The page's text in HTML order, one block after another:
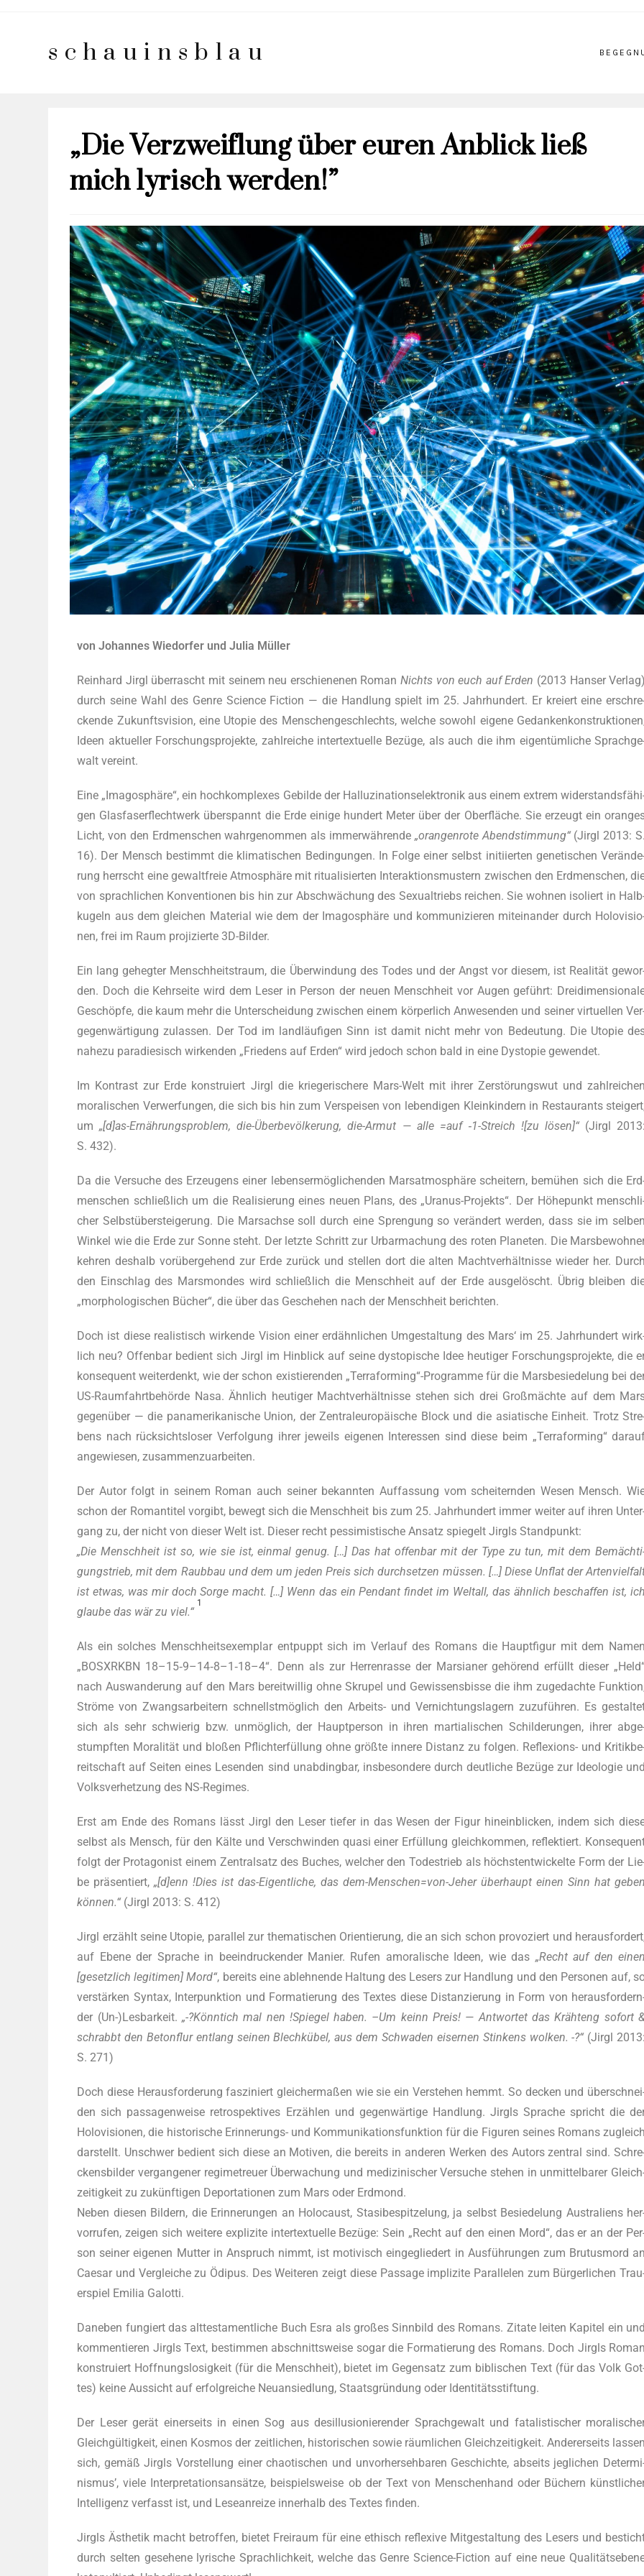
schauinsblau
„Die Verzweiflung über euren Anblick ließ
mich lyrisch werden!”
von Johan­nes Wie­dor­fer und Julia Müller
Rein­hard Jirgl über­rascht mit sei­nem neu erschie­ne­nen Roman Nichts von euch auf Erden (2013 Han­ser Ver­lag)
durch sei­ne Wahl des Gen­re Sci­ence Fic­tion — die Hand­lung spielt im 25. Jahr­hun­dert. Er kre­iert eine
cken­de Zukunfts­vi­si­on, eine Uto­pie des Men­schen­ge­schlechts, wel­che sowohl eige­ne
Ideen aktu­el­ler For­schungs­pro­jek­te, zahl­rei­che inter­tex­tu­el­le Bezü­ge, als auch die ihm eigen­tüm­li­che
walt vereint.
Eine „Ima­go­sphä­re“, ein hoch­kom­ple­xes Gebil­de der Hal­lu­zi­na­ti­ons­elek­tro­nik aus einem extrem
gen Glas­fa­ser­flecht­werk über­spannt die Erde eini­ge hun­dert Meter über der Ober­flä­che. Sie erzeugt ein
Licht, von den Erd­men­schen wahr­ge­nom­men als immer­wäh­ren­de „oran­gen­ro­te Abend­stim­mung“(Jirgl 2013: S.
16). Der Mensch bestimmt die kli­ma­ti­schen Bedin­gun­gen. In Fol­ge einer selbst initi­ier­ten gene­ti­schen
rung herrscht eine gewalt­freie Atmo­sphä­re mit ritua­li­sier­ten Inter­ak­ti­ons­mus­tern zwi­schen den Erd­men­schen,
von sprach­li­chen Kon­ven­tio­nen bis hin zur Abschwä­chung des Sexu­al­triebs rei­chen. Sie woh­nen iso­liert in
ku­geln aus dem glei­chen Mate­ri­al wie dem der Ima­go­sphä­re und kom­mu­ni­zie­ren mit­ein­an­der durch
nen, frei im Raum pro­ji­zier­te 3D-Bilder.
Ein lang geheg­ter Mensch­heits­traum, die Über­win­dung des Todes und der Angst vor die­sem, ist Rea­li­tät
den. Doch die Kehr­sei­te wird dem Leser in Per­son der neu­en Mensch­heit vor Augen geführt:
Geschöp­fe, die kaum mehr die Unter­schei­dung zwi­schen einem kör­per­lich Anwe­sen­den und sei­ner vir­tu­el­len
ge­gen­wär­ti­gung zulas­sen. Der Tod im land­läu­fi­gen Sinn ist damit nicht mehr von Bedeu­tung. Die Uto­pie
nahe­zu para­die­sisch wir­ken­den „Frie­dens auf Erden“ wird jedoch schon bald in eine Dys­to­pie gewendet.
Im Kon­trast zur Erde kon­stru­iert Jirgl die krie­ge­ri­sche­re Mars-Welt mit ihrer Zer­stö­rungs­wut und zahl­rei­chen
mora­li­schen Ver­wer­fun­gen, die sich bis hin zum Ver­spei­sen von leben­di­gen Klein­kin­dern in Restau­rants
um„[d]as-Ernährungsproblem, die-Über­be­völ­ke­rung, die-Armut — alle =auf ‑1-Streich ![zu lösen]“(Jirgl 2013:
S. 432).
Da die Ver­su­che des Erzeu­gens einer lebens­er­mög­li­chen­den Mars­at­mo­sphä­re schei­tern, bemü­hen sich die
men­schen schließ­lich um die Rea­li­sie­rung eines neu­en Plans, des „Ura­nus-Pro­jekts“. Der Höhe­punkt
cher Selbst­über­stei­ge­rung. Die Mar­sach­se soll durch eine Spren­gung so ver­än­dert wer­den, dass sie im sel­ben
Win­kel wie die Erde zur Son­ne steht. Der letz­te Schritt zur Urbar­ma­chung des roten Pla­ne­ten. Die
keh­ren des­halb vor­über­ge­hend zur Erde zurück und stel­len dort die alten Macht­ver­hält­nis­se wie­der her. Durch
den Ein­schlag des Mars­mon­des wird schließ­lich die Mensch­heit auf der Erde aus­ge­löscht. Übrig blei­ben
„mor­pho­lo­gi­schen Bücher“, die über das Gesche­hen nach der Mensch­heit berichten.
Doch ist die­se rea­lis­tisch wir­ken­de Visi­on einer erd­ähn­li­chen Umge­stal­tung des Mars‘ im 25. Jahr­hun­dert
lich neu? Offen­bar bedient sich Jirgl im Hin­blick auf sei­ne dys­to­pi­sche Idee heu­ti­ger For­schungs­pro­jek­te, die
kon­se­quent wei­ter­denkt, wie der schon exis­tie­ren­den „Terraforming“-Programme für die Mars­be­sie­de­lung bei
US-Raum­fahrt­be­hör­de Nasa. Ähn­lich heu­ti­ger Macht­ver­hält­nis­se ste­hen sich drei Groß­mäch­te auf dem
gegen­über — die pan­ame­ri­ka­ni­sche Uni­on, der Zen­tral­eu­ro­päi­sche Block und die asia­ti­sche Ein­heit. Trotz
bens nach rück­sichts­lo­ser Ver­fol­gung ihrer jeweils eige­nen Inter­es­sen sind die­se beim „Ter­ra­forming“
ange­wie­sen, zusammenzuarbeiten.
Der Autor folgt in sei­nem Roman auch sei­ner bekann­ten Auf­fas­sung vom schei­tern­den Wesen Mensch.
schon der Roman­ti­tel vor­gibt, bewegt sich die Mensch­heit bis zum 25. Jahr­hun­dert immer wei­ter auf ihren
gang zu, der nicht von die­ser Welt ist. Die­ser recht pes­si­mis­ti­sche Ansatz spie­gelt Jirgls Stand­punkt:
„Die Mensch­heit ist so, wie sie ist, ein­mal genug. […] Das hat offen­bar mit der Type zu tun, mit dem
gungs­trieb, mit dem Raub­bau und dem um jeden Preis sich durch­set­zen müs­sen. […] Die­se Unflat der
ist etwas, was mir doch Sor­ge macht. […] Wenn das ein Pen­dant fin­det im Welt­all, das ähn­lich beschaf­fen ist, ich
glau­be das wär zu viel.“
1
Als ein sol­ches Mensch­heits­exem­plar ent­puppt sich im Ver­lauf des Romans die Haupt­fi­gur mit dem Namen
„BOSXRKBN 18–15‑9–14‑8–1‑18–4“. Denn als zur Her­ren­ras­se der Mar­sia­ner gehö­rend erfüllt die­ser
nach Aus­wan­de­rung auf den Mars bereit­wil­lig ohne Skru­pel und Gewis­sens­bis­se die ihm zuge­dach­te
Strö­me von Zwangs­ar­bei­tern schnellst­mög­lich den Arbeits- und Ver­nich­tungs­la­gern zuzu­füh­ren. Es
sich als sehr schwie­rig bzw. unmög­lich, der Haupt­per­son in ihren mar­tia­li­schen Schil­de­run­gen, ihrer
stumpf­ten Mora­li­tät und blo­ßen Pflicht­er­fül­lung ohne größ­te inne­re Distanz zu fol­gen. Refle­xi­ons- und
reit­schaft auf Sei­ten eines Lesen­den sind unab­ding­bar, ins­be­son­de­re durch deut­li­che Bezü­ge zur Ideo­lo­gie und
Volks­ver­het­zung des NS-Regimes.
Erst am Ende des Romans lässt Jirgl den Leser tie­fer in das Wesen der Figur hin­ein­bli­cken, indem sich
selbst als Mensch, für den Käl­te und Ver­schwin­den qua­si einer Erfül­lung gleich­kom­men, reflek­tiert.
folgt der Prot­ago­nist einem Zen­tral­satz des Buches, wel­cher den Todes­trieb als höchst­ent­wi­ckel­te Form der
be prä­sen­tiert,„[d]enn !Dies ist das-Eigent­li­che, das dem-Menschen=von-Jeher über­haupt einen Sinn hat geben
kön­nen.“(Jirgl 2013: S. 412)
Jirgl erzählt sei­ne Uto­pie, par­al­lel zur the­ma­ti­schen Ori­en­tie­rung, die an sich schon pro­vo­ziert und
auf Ebe­ne der Spra­che in beein­dru­cken­der Manier. Rufen amo­ra­li­sche Ideen, wie das „Recht auf den einen
[gesetz­lich legi­ti­men] Mord“, bereits eine ableh­nen­de Hal­tung des Lesers zur Hand­lung und den Per­so­nen auf,
ver­stär­ken Syn­tax, Inter­punk­ti­on und For­ma­tie­rung des Tex­tes die­se Distan­zie­rung in Form von
der (Un-)Lesbarkeit. „-?Könn­tich mal nen !Spie­gel haben. –Um keinn Preis! — Ant­wor­tet das Kräh­t­eng sofort &
schrabbt den Beton­flur ent­lang sei­nen Blech­kü­bel, aus dem Schwa­den eiser­nen Stin­kens wol­ken. -?“(Jirgl 2013:
S. 271)
Doch die­se Her­aus­for­de­rung fas­zi­niert glei­cher­ma­ßen wie sie ein Ver­ste­hen hemmt. So decken und
den sich pas­sa­gen­wei­se retro­spek­ti­ves Erzäh­len und gegen­wär­ti­ge Hand­lung. Jirgls Spra­che spricht die
Holo­vi­sio­nen, die his­to­ri­sche Erin­ne­rungs- und Kom­mu­ni­ka­ti­ons­funk­ti­on für die Figu­ren sei­nes Romans zugleich
dar­stellt. Unschwer bedient sich die­se an Moti­ven, die bereits in ande­ren Wer­ken des Autors zen­tral sind.
ckens­bil­der ver­gan­ge­ner regime­treu­er Über­wa­chung und medi­zi­ni­scher Ver­su­che ste­hen in unmit­tel­ba­rer
zei­tig­keit zu zukünf­ti­gen Depor­ta­tio­nen zum Mars oder Erd­mond.
Neben die­sen Bil­dern, die Erin­ne­run­gen an Holo­caust, Sta­si­be­spit­ze­lung, ja selbst Besie­de­lung Aus­tra­li­ens
vor­ru­fen, zei­gen sich wei­te­re expli­zi­te inter­tex­tu­el­le Bezü­ge: Sein „Recht auf den einen Mord“, das er an der
son sei­ner eige­nen Mut­ter in Anspruch nimmt, ist moti­visch ein­ge­glie­dert in Aus­füh­run­gen zum Bru­tus­mord an
Cae­sar und Ver­glei­che zu Ödi­pus. Des Wei­te­ren zeigt die­se Pas­sa­ge impli­zi­te Par­al­le­len zum Bür­ger­li­chen
er­spiel Emi­lia Galotti.
Dane­ben fun­giert das alt­tes­ta­ment­li­che Buch Esra als gro­ßes Sinn­bild des Romans. Zita­te lei­ten Kapi­tel ein und
kom­men­tie­ren Jirgls Text, bestim­men abschnitts­wei­se sogar die For­ma­tie­rung des Romans. Doch Jirgls Roman
kon­stru­iert Hoff­nungs­lo­sig­keit (für die Mensch­heit), bie­tet im Gegen­satz zum bibli­schen Text (für das Volk
tes) kei­ne Aus­sicht auf erfolg­rei­che Neu­an­sied­lung, Staats­grün­dung oder Identitätsstiftung.
Der Leser gerät einer­seits in einen Sog aus des­il­lu­sio­nie­ren­der Sprach­ge­walt und fata­lis­ti­scher
Gleich­gül­tig­keit, einen Kos­mos der zeit­li­chen, his­to­ri­schen sowie räum­li­chen Gleich­zei­tig­keit. Ande­rer­seits las­sen
sich, gemäß Jirgls Vor­stel­lung einer chao­ti­schen und unvor­her­seh­ba­ren Geschich­te, abseits jeg­li­chen
nis­mus’, vie­le Inter­pre­ta­ti­ons­an­sät­ze, bei­spiels­wei­se ob der Text von Men­schen­hand oder Büchern
Intel­li­genz ver­fasst ist, und Lese­an­rei­ze inner­halb des Tex­tes finden.
Jirgls Ästhe­tik macht betrof­fen, bie­tet Frei­raum für eine ethisch refle­xi­ve Mit­ge­stal­tung des Lesers und
durch sel­ten gese­he­ne lyri­sche Sprach­lich­keit, wel­che das Gen­re Sci­ence-Fic­tion auf eine neue